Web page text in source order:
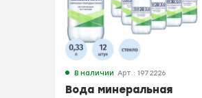
В наличии Арт.: 1972226
Вода минеральная